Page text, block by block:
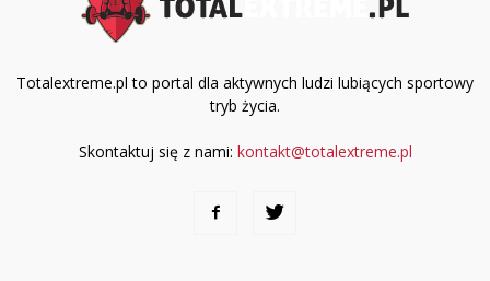
Totalextreme.pl to portal dla aktywnych ludzi lubiących sportowy
tryb życia.
Skontaktuj się z nami: kontakt@totalextreme.pl